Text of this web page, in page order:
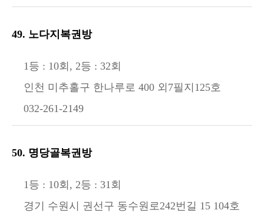
49. 노다지복권방
1등 : 10회, 2등 : 32회
인천 미추홀구 한나루로 400 외7필지125호
032-261-2149
50. 명당골복권방
1등 : 10회, 2등 : 31회
경기 수원시 권선구 동수원로242번길 15 104호